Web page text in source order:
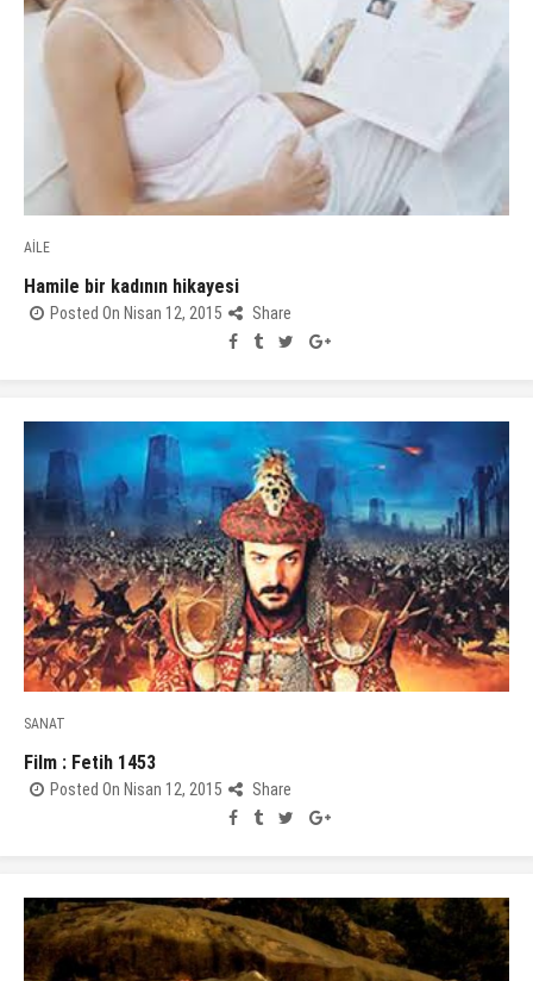
AİLE
Hamile bir kadının hikayesi
Posted On Nisan 12, 2015 Share
SANAT
Film : Fetih 1453
Posted On Nisan 12, 2015 Share